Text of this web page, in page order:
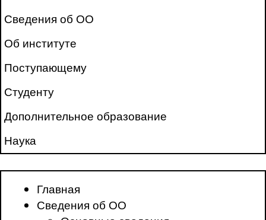
Сведения об ОО
Об институте
Поступающему
Студенту
Дополнительное образование
Наука
Главная
Сведения об ОО